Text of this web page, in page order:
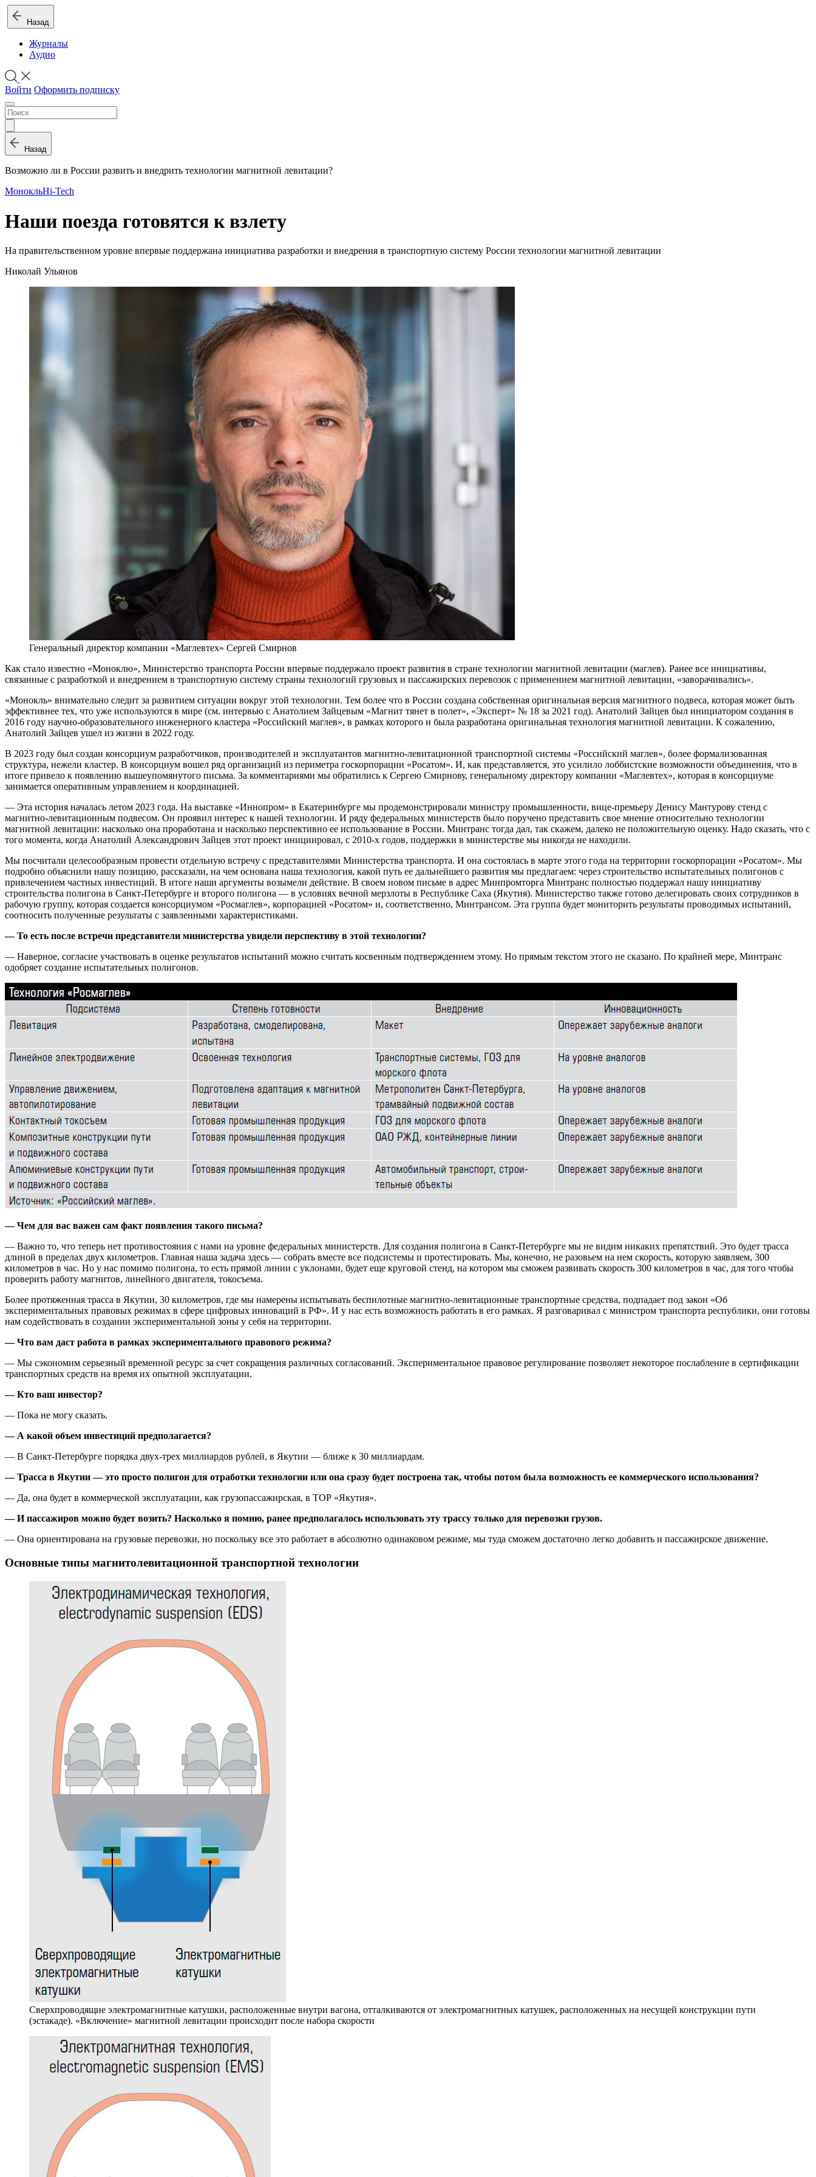
Назад
Журналы
Аудио
Войти Оформить подписку
Назад
Возможно ли в России развить и внедрить технологии магнитной левитации?
МонокльHi-Tech
Наши поезда готовятся к взлету
На правительственном уровне впервые поддержана инициатива разработки и внедрения в транспортную систему России технологии магнитной левитации
Николай Ульянов
Генеральный директор компании «Маглевтех» Сергей Смирнов
Как стало известно «Моноклю», Министерство транспорта России впервые поддержало проект развития в стране технологии магнитной левитации (маглев). Ранее все инициативы,
связанные с разработкой и внедрением в транспортную систему страны технологий грузовых и пассажирских перевозок с применением магнитной левитации, «заворачивались».
«Монокль» внимательно следит за развитием ситуации вокруг этой технологии. Тем более что в России создана собственная оригинальная версия магнитного подвеса, которая может быть
эффективнее тех, что уже используются в мире (см. интервью с Анатолием Зайцевым «Магнит тянет в полет», «Эксперт» № 18 за 2021 год). Анатолий Зайцев был инициатором создания в
2016 году научно-образовательного инженерного кластера «Российский маглев», в рамках которого и была разработана оригинальная технология магнитной левитации. К сожалению,
Анатолий Зайцев ушел из жизни в 2022 году.
В 2023 году был создан консорциум разработчиков, производителей и эксплуатантов магнитно-левитационной транспортной системы «Российский маглев», более формализованная
структура, нежели кластер. В консорциум вошел ряд организаций из периметра госкорпорации «Росатом». И, как представляется, это усилило лоббистские возможности объединения, что в
итоге привело к появлению вышеупомянутого письма. За комментариями мы обратились к Сергею Смирнову, генеральному директору компании «Маглевтех», которая в консорциуме
занимается оперативным управлением и координацией.
— Эта история началась летом 2023 года. На выставке «Иннопром» в Екатеринбурге мы продемонстрировали министру промышленности, вице-премьеру Денису Мантурову стенд с
магнитно-левитационным подвесом. Он проявил интерес к нашей технологии. И ряду федеральных министерств было поручено представить свое мнение относительно технологии
магнитной левитации: насколько она проработана и насколько перспективно ее использование в России. Минтранс тогда дал, так скажем, далеко не положительную оценку. Надо сказать, что с
того момента, когда Анатолий Александрович Зайцев этот проект инициировал, с 2010-х годов, поддержки в министерстве мы никогда не находили.
Мы посчитали целесообразным провести отдельную встречу с представителями Министерства транспорта. И она состоялась в марте этого года на территории госкорпорации «Росатом». Мы
подробно объяснили нашу позицию, рассказали, на чем основана наша технология, какой путь ее дальнейшего развития мы предлагаем: через строительство испытательных полигонов с
привлечением частных инвестиций. В итоге наши аргументы возымели действие. В своем новом письме в адрес Минпромторга Минтранс полностью поддержал нашу инициативу
строительства полигона в Санкт-Петербурге и второго полигона — в условиях вечной мерзлоты в Республике Саха (Якутия). Министерство также готово делегировать своих сотрудников в
рабочую группу, которая создается консорциумом «Росмаглев», корпорацией «Росатом» и, соответственно, Минтрансом. Эта группа будет мониторить результаты проводимых испытаний,
соотносить полученные результаты с заявленными характеристиками.
— То есть после встречи представители министерства увидели перспективу в этой технологии?
— Наверное, согласие участвовать в оценке результатов испытаний можно считать косвенным подтверждением этому. Но прямым текстом этого не сказано. По крайней мере, Минтранс
одобряет создание испытательных полигонов.
— Чем для вас важен сам факт появления такого письма?
— Важно то, что теперь нет противостояния с нами на уровне федеральных министерств. Для создания полигона в Санкт-Петербурге мы не видим никаких препятствий. Это будет трасса
длиной в пределах двух километров. Главная наша задача здесь — собрать вместе все подсистемы и протестировать. Мы, конечно, не разовьем на нем скорость, которую заявляем, 300
километров в час. Но у нас помимо полигона, то есть прямой линии с уклонами, будет еще круговой стенд, на котором мы сможем развивать скорость 300 километров в час, для того чтобы
проверить работу магнитов, линейного двигателя, токосъема.
Более протяженная трасса в Якутии, 30 километров, где мы намерены испытывать беспилотные магнитно-левитационные транспортные средства, подпадает под закон «Об
экспериментальных правовых режимах в сфере цифровых инноваций в РФ». И у нас есть возможность работать в его рамках. Я разговаривал с министром транспорта республики, они готовы
нам содействовать в создании экспериментальной зоны у себя на территории.
— Что вам даст работа в рамках экспериментального правового режима?
— Мы сэкономим серьезный временной ресурс за счет сокращения различных согласований. Экспериментальное правовое регулирование позволяет некоторое послабление в сертификации
транспортных средств на время их опытной эксплуатации.
— Кто ваш инвестор?
— Пока не могу сказать.
— А какой объем инвестиций предполагается?
— В Санкт-Петербурге порядка двух-трех миллиардов рублей, в Якутии — ближе к 30 миллиардам.
— Трасса в Якутии — это просто полигон для отработки технологии или она сразу будет построена так, чтобы потом была возможность ее коммерческого использования?
— Да, она будет в коммерческой эксплуатации, как грузопассажирская, в ТОР «Якутия».
— И пассажиров можно будет возить? Насколько я помню, ранее предполагалось использовать эту трассу только для перевозки грузов.
— Она ориентирована на грузовые перевозки, но поскольку все это работает в абсолютно одинаковом режиме, мы туда сможем достаточно легко добавить и пассажирское движение.
Основные типы магнитолевитационной транспортной технологии
Сверхпроводящие электромагнитные катушки, расположенные внутри вагона, отталкиваются от электромагнитных катушек, расположенных на несущей конструкции пути
(эстакаде). «Включение» магнитной левитации происходит после набора скорости